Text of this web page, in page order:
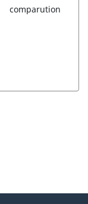
comparution